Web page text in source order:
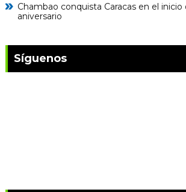
Chambao conquista Caracas en el inicio
aniversario
Síguenos